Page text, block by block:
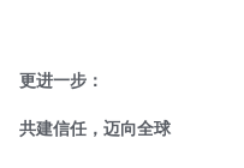
更进一步：
共建信任，迈向全球